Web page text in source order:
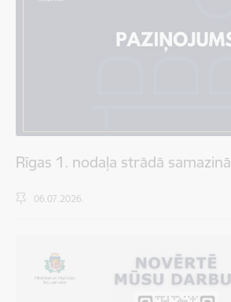
Rīgas 1. nodaļa strādā
06.07.2026.